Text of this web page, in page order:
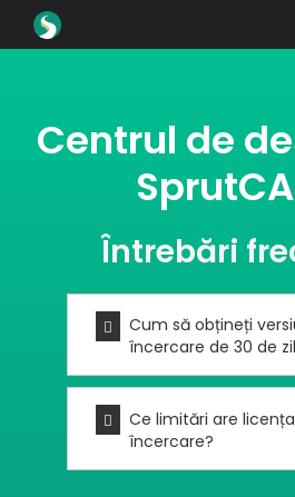
Descărcări
Cum să cumpărați
Compania
Portalul dealerilor
Centrul de
Întrebări
Cum să obțineți
încercare de 30 de
Ce limitări are
încercare?